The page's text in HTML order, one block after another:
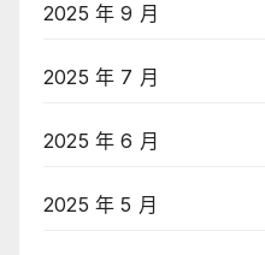
2025 年 9 月
2025 年 7 月
2025 年 6 月
2025 年 5 月